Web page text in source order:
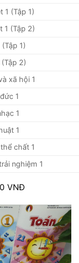
1 (Tập 1)
1 (Tập 2)
(Tập 1)
(Tập 2)
xã hội 1
1
1
1
chất 1
nghiệm 1
VNĐ